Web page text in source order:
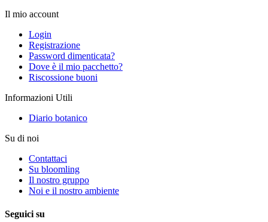
Il mio account
Login
Registrazione
Password dimenticata?
Dove è il mio pacchetto?
Riscossione buoni
Informazioni Utili
Diario botanico
Su di noi
Contattaci
Su bloomling
Il nostro gruppo
Noi e il nostro ambiente
Seguici su